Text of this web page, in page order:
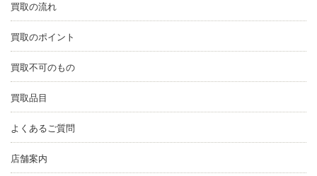
買取の流れ
買取のポイント
買取不可のもの
買取品目
よくあるご質問
店舗案内